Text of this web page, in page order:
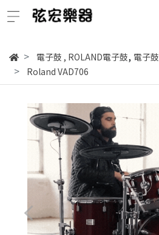
電子鼓 , ROLAND電子鼓, 電子鼓
Roland VAD706